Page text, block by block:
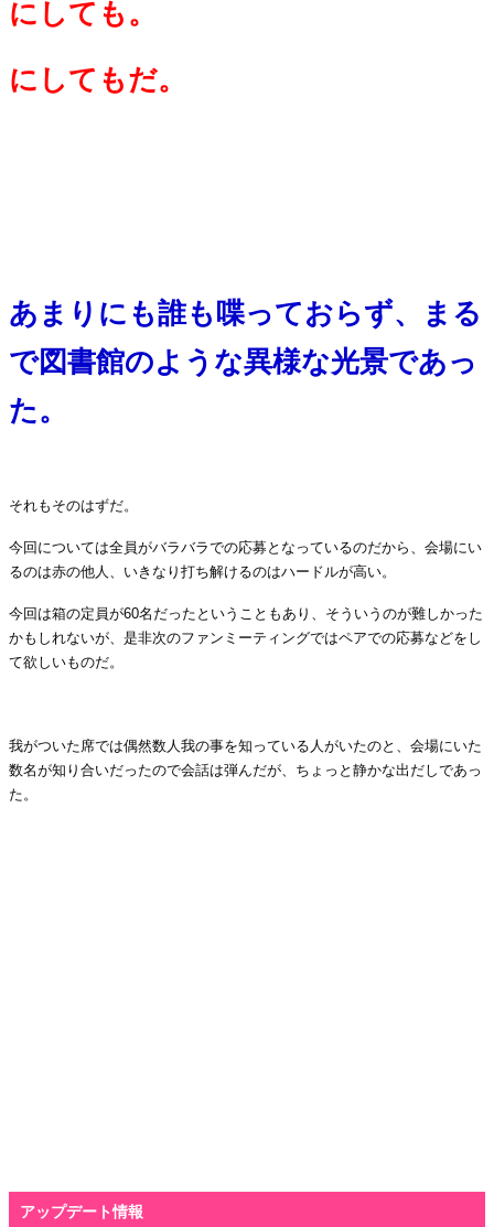
にしても。
にしてもだ。
あまりにも誰も喋っておらず、まる
で図書館のような異様な光景であっ
た。
それもそのはずだ。
今回については全員がバラバラでの応募となっているのだから、会場にい
るのは赤の他人、いきなり打ち解けるのはハードルが高い。
今回は箱の定員が60名だったということもあり、そういうのが難しかった
かもしれないが、是非次のファンミーティングではペアでの応募などをし
て欲しいものだ。
我がついた席では偶然数人我の事を知っている人がいたのと、会場にいた
数名が知り合いだったので会話は弾んだが、ちょっと静かな出だしであっ
た。
アップデート情報